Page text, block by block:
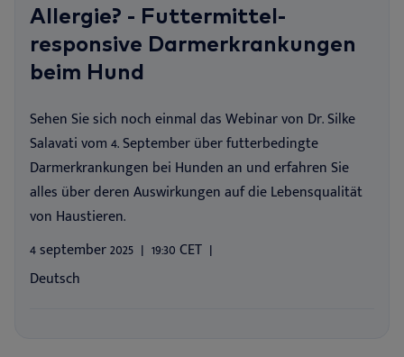
Allergie? - Futtermittel-
responsive Darmerkrankungen
beim Hund
Sehen Sie sich noch einmal das Webinar von Dr. Silke
Salavati vom 4. September über futterbedingte
Darmerkrankungen bei Hunden an und erfahren Sie
alles über deren Auswirkungen auf die Lebensqualität
von Haustieren.
4 september 2025
19:30 CET
Deutsch